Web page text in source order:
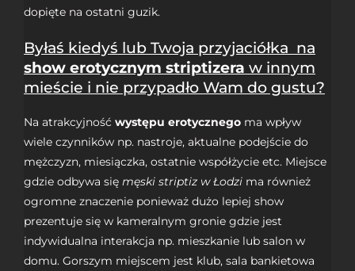
dopięte na ostatni guzik.
Byłaś kiedyś lub Twoja przyjaciółka na
show erotycznym striptizera w innym
mieście i nie przypadło Wam do gustu?
Na atrakcyjność występu erotycznegoma wpływ
wiele czynników np. nastroje, aktualne podejście do
mężczyzn, miesiączka, ostatnie współżycie etc. Miejsce
gdzie odbywa się męski striptiz w Łodzima również
ogromne znaczenie ponieważ dużo lepiej show
prezentuje się w kameralnym gronie gdzie jest
indywidualna interakcja np. mieszkanie lub salon w
domu. Gorszym miejscem jest klub, sala bankietowa